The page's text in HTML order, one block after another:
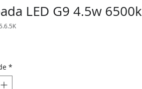
LED G9 4.5w 6500k
*